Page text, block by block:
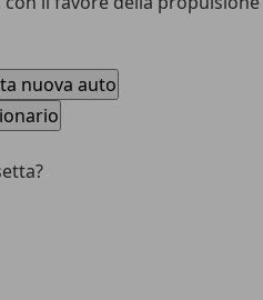
nuova auto